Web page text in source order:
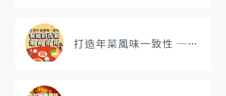
打造年菜風味一致性 ── 餐廳的香氣細節指南